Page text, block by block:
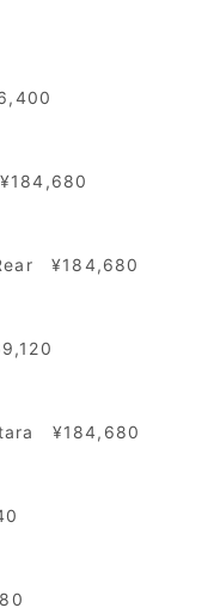
¥184,680
¥184,680